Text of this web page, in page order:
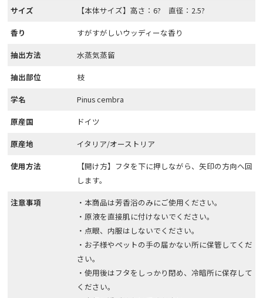
サイズ
【本体サイズ】高さ：6? 直径：2.5?
香り
すがすがしいウッディーな香り
抽出方法
水蒸気蒸留
抽出部位
枝
学名
Pinus cembra
原産国
ドイツ
原産地
イタリア/オーストリア
使用方法
【開け方】フタを下に押しながら、矢印の方向へ回
します。
注意事項
・本商品は芳香浴のみにご使用ください。
・原液を直接肌に付けないでください。
・点眼、内服はしないでください。
・お子様やペットの手の届かない所に保管してくだ
さい。
・使用後はフタをしっかり閉め、冷暗所に保存して
ください。